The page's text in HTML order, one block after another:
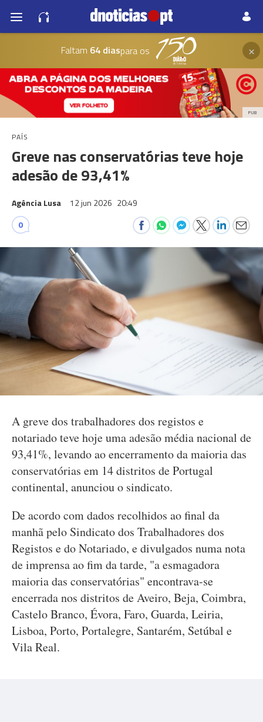
Faltam 64 diaspara os ×
PUB
PAÍS
Greve nas conservatórias teve hoje
adesão de 93,41%
Agência Lusa 12 jun 2026 20:49
0
A greve dos trabalhadores dos registos e
notariado teve hoje uma adesão média nacional de
93,41%, levando ao encerramento da maioria das
conservatórias em 14 distritos de Portugal
continental, anunciou o sindicato.
De acordo com dados recolhidos ao final da
manhã pelo Sindicato dos Trabalhadores dos
Registos e do Notariado, e divulgados numa nota
de imprensa ao fim da tarde, "a esmagadora
maioria das conservatórias" encontrava-se
encerrada nos distritos de Aveiro, Beja, Coimbra,
Castelo Branco, Évora, Faro, Guarda, Leiria,
Lisboa, Porto, Portalegre, Santarém, Setúbal e
Vila Real.